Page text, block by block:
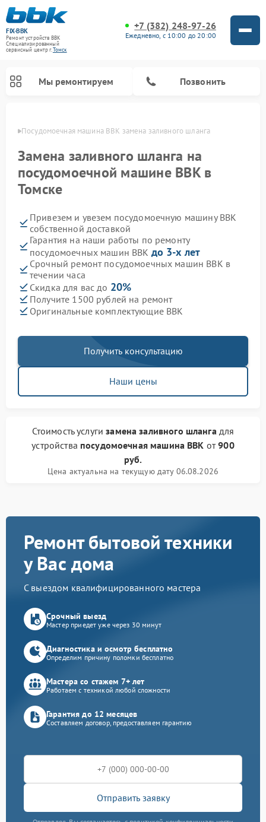
FIX-BBK
Ремонт устройств BBK
Специализированный
cервисный центр г.Томск
+7 (382) 248-97-26
Ежедневно, с 10:00 до 20:00
Мы ремонтируем Позвонить
Посудомоечная машина BBK замена заливного шланга
Замена заливного шланга на
посудомоечной машине BBK в
Томске
Привезем и увезем посудомоечную машину BBK
собственной доставкой
Гарантия на наши работы по ремонту
посудомоечных машин BBK до 3-х лет
Срочный ремонт посудомоечных машин BBK в
течении часа
Скидка для вас до 20%
Получите 1500 рублей на ремонт
Оригинальные комплектующие BBK
Получить консультацию
Наши цены
Стоимость услугизамена заливного шлангадля
устройства посудомоечная машина BBK от900
руб.
Цена актуальна на текущую дату 06.08.2026
Ремонт бытовой техники
у Вас дома
С выездом квалифицированного мастера
Срочный выезд
Мастер приедет уже через 30 минут
Диагностика и осмотр бесплатно
Определим причину поломки бесплатно
Мастера со стажем 7+ лет
Работаем с техникой любой сложности
Гарантия до 12 месяцев
Составляем договор, предоставляем гарантию
Отправить заявку